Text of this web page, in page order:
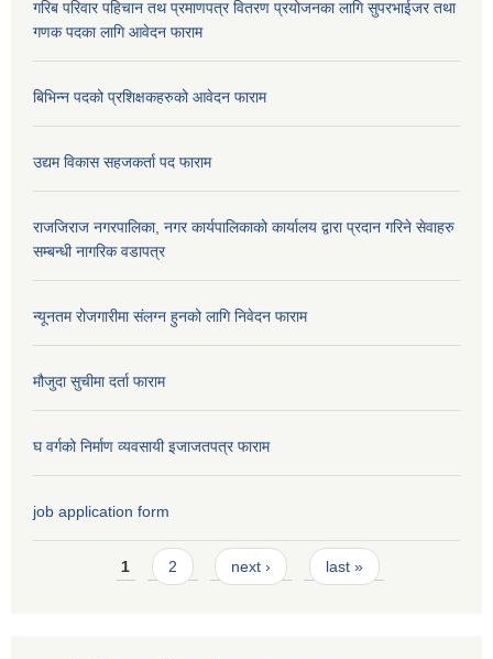
गरिब परिवार पहिचान तथ प्रमाणपत्र वितरण प्रयोजनका लागि सुपरभाईजर तथा
गणक पदका लागि आवेदन फाराम
बिभिन्न पदको प्रशिक्षकहरुको आवेदन फाराम
उद्यम विकास सहजकर्ता पद फाराम
राजजिराज नगरपालिका, नगर कार्यपालिकाको कार्यालय द्वारा प्रदान गरिने सेवाहरु
सम्बन्धी नागरिक वडापत्र
न्यूनतम रोजगारीमा संलग्न हुनको लागि निवेदन फाराम
मौजुदा सुचीमा दर्ता फाराम
घ वर्गको निर्माण व्यवसायी इजाजतपत्र फाराम
job application form
Pages1 2 next › last »